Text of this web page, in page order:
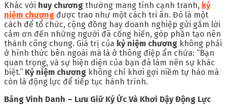
Khác với huy chương thường mang tính cạnh tranh, kỷ
niệm chương được trao như một cách tri ân. Đó là một
cách để tổ chức, cộng đồng hay doanh nghiệp gửi gắm lời
cảm ơn đến những người đã cống hiến, góp phần tạo nên
thành công chung. Giá trị của kỷ niệm chương không phải
ở hình thức bên ngoài mà là ở thông điệp ẩn chứa: “Bạn
quan trọng, và sự hiện diện của bạn đã làm nên sự khác
biệt.” Kỷ niệm chương không chỉ khơi gợi niềm tự hào mà
còn là động lực để tiếp tục hành trình.
Bảng Vinh Danh – Lưu Giữ Ký Ức Và Khơi Dậy Động Lực